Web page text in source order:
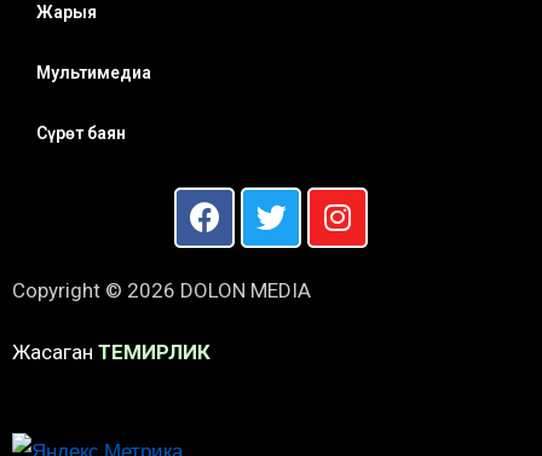
Жарыя
Мультимедиа
Сүрөт баян
Copyright © 2026 DOLON MEDIA
Жасаган ТЕМИРЛИК